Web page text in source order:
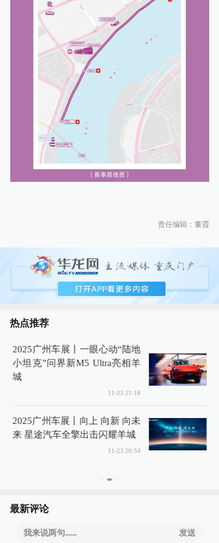
责任编辑：董霞
热点推荐
2025广州车展丨一眼心动“陆地
小坦克”问界新M5 Ultra亮相羊
城
11-23 21:18
2025广州车展丨向上 向新 向未
来 星途汽车全擎出击闪耀羊城
11-23 20:54
最新评论
我来说两句...... 发送